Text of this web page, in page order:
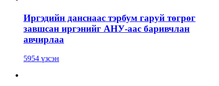
Иргэдийн данснаас тэрбум гаруй төгрөг
завшсан иргэнийг АНУ-аас баривчлан
авчирлаа
5954 үзсэн